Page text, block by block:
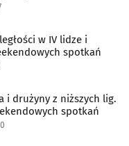
w IV lidze i
spotkań
i drużyny z niższych lig.
spotkań